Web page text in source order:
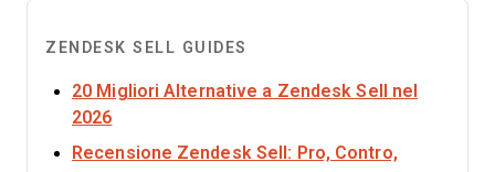
ZENDESK SELL GUIDES
20 Migliori Alternative a Zendesk Sell nel
2026Opens new window
Recensione Zendesk Sell: Pro, Contro,